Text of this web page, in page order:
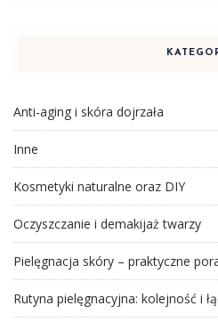
Anti-aging i skóra dojrzała
Inne
Kosmetyki naturalne oraz DIY
Oczyszczanie i demakijaż twarzy
Pielęgnacja skóry – praktyczne
Rutyna pielęgnacyjna: kolejność i